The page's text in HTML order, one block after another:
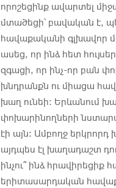
որոշեցինք ավարտել
մտածեցի՝ բավական է,
հավաքականի գլխավոր
ասեց, որ ինձ հետ
զգացի, որ ինչ-որ բան
խնդրանքն ու միացա
խաղ ունեի։ Երևանում
փոխարինողների
էի այն։ Ամբողջ
այդպես էլ խաղադաշտ
ինչու՞ ինձ հրավիրեցիք
երիտասարդական